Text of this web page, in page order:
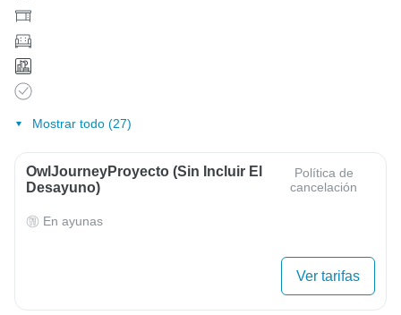
Mostrar todo (27)
OwlJourneyProyecto (sin Incluir El
Desayuno)
Política de
cancelación
En ayunas
Ver tarifas